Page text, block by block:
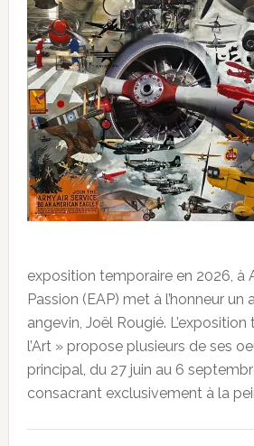
exposition temporaire en 2026, à
Passion (EAP) met à l’honneur un
angevin, Joël Rougié. L’exposition
l’Art » propose plusieurs de ses
principal, du 27 juin au 6
consacrant exclusivement à la